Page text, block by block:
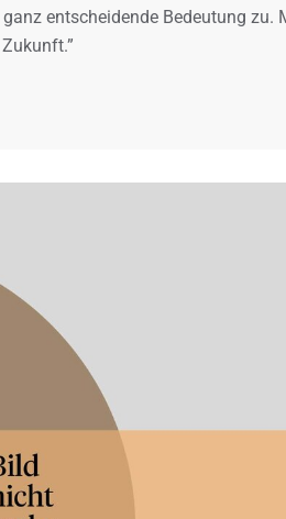
entscheidende Bedeutung zu.